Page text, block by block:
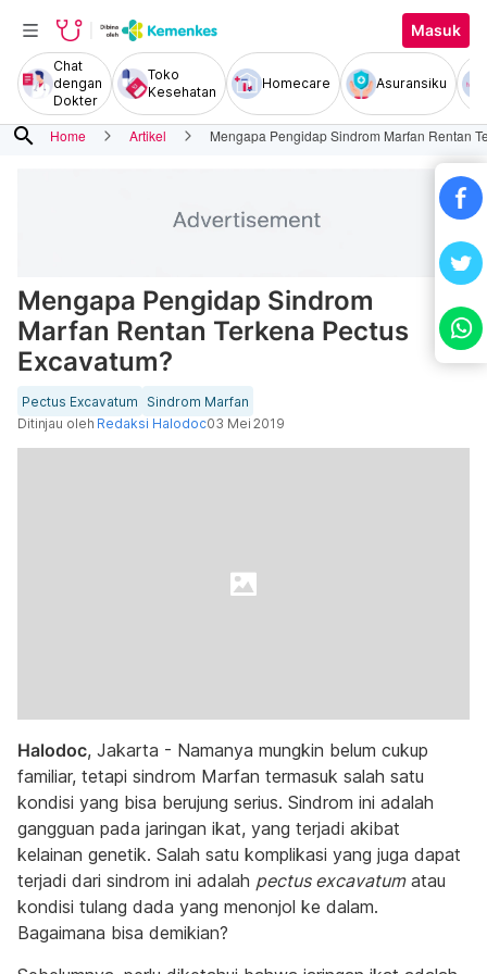
Masuk
Chat
dengan
Dokter
Toko
Kesehatan
Homecare Asuransiku
search Home Artikel Mengapa Pengidap Sindrom Marfan Rentan
Mengapa Pengidap Sindrom
Marfan Rentan Terkena Pectus
Excavatum?
Pectus Excavatum
Sindrom Marfan
Ditinjau oleh Redaksi Halodoc03 Mei 2019
Halodoc, Jakarta - Namanya mungkin belum cukup
familiar, tetapi sindrom Marfan termasuk salah satu
kondisi yang bisa berujung serius. Sindrom ini adalah
gangguan pada jaringan ikat, yang terjadi akibat
kelainan genetik. Salah satu komplikasi yang juga dapat
terjadi dari sindrom ini adalah pectus excavatumatau
kondisi tulang dada yang menonjol ke dalam.
Bagaimana bisa demikian?